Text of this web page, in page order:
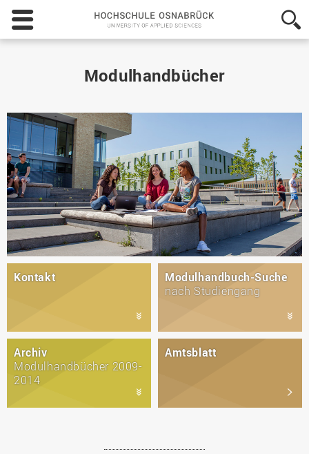
Hochschule
Osnabrück
-
Modulhandbücher
Kontakt
Modulhandbuch-Suche
nach Studiengang
Archiv
Modulhandbücher 2009-
2014
Amtsblatt